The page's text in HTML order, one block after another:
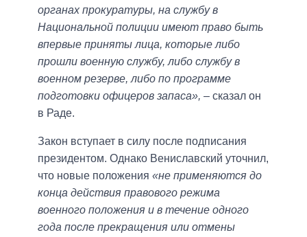
органах прокуратуры, на службу в
Национальной полиции имеют право быть
впервые приняты лица, которые либо
прошли военную службу, либо службу в
военном резерве, либо по программе
подготовки офицеров запаса», – сказал он
в Раде.
Закон вступает в силу после подписания
президентом. Однако Вениславский уточнил,
что новые положения «не применяются до
конца действия правового режима
военного положения и в течение одного
года после прекращения или отмены